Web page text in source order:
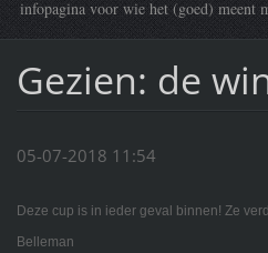
infopagina voor wie het (goed) meent
Gezien: de
05-07-2018 11:54
Deze cup is in ieder geval binnen! Ze
Belleman